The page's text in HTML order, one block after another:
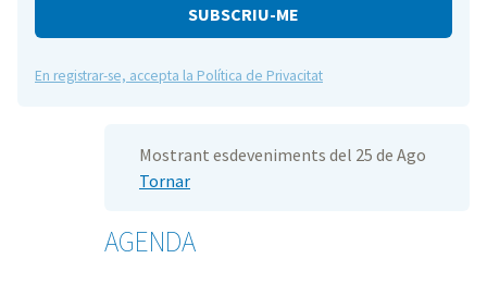
En registrar-se, accepta la Política de Privacitat
Mostrant esdeveniments del 25 de Ago
Tornar
AGENDA